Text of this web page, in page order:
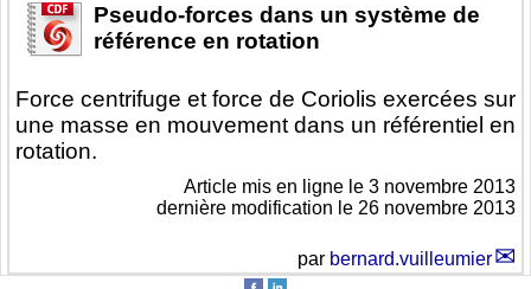
Pseudo-forces dans un système de
référence en rotation
Force centrifuge et force de Coriolis exercées sur
une masse en mouvement dans un référentiel en
rotation.
Article mis en ligne le 3 novembre 2013
dernière modification le 26 novembre 2013
par bernard.vuilleumier